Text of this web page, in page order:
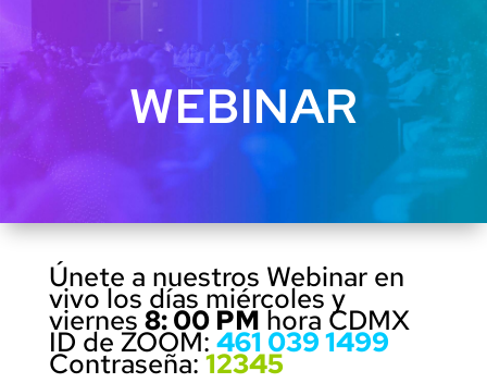
WEBINAR
Únete a nuestros Webinar en
vivo los días miércoles y
viernes8: 00 PMhora CDMX
ID de ZOOM: 461 039 1499
Contraseña:12345